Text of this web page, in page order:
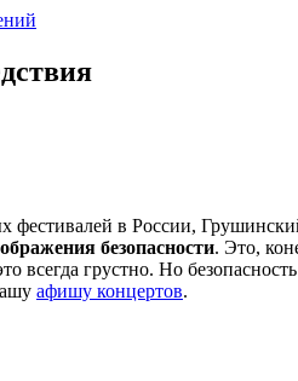
в России,
безопасности. Это,
грустно. Но
афишу концертов.